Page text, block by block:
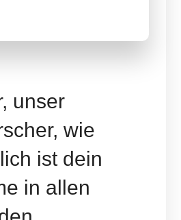
unser
wie
ist dein
in allen